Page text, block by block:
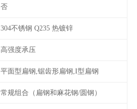
否
304不锈钢 Q235 热镀锌
高强度承压
平面型扁钢,锯齿形扁钢,I型扁钢
常规组合（扁钢和麻花钢/圆钢）